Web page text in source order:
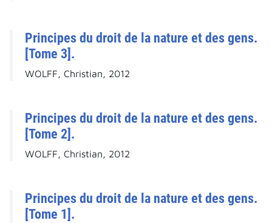
Principes du droit de la nature et des gens.
[Tome 3].
WOLFF, Christian, 2012
Principes du droit de la nature et des gens.
[Tome 2].
WOLFF, Christian, 2012
Principes du droit de la nature et des gens.
[Tome 1].